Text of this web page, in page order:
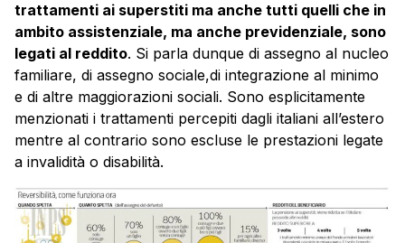
trattamenti ai superstiti ma anche tutti quelli che in
ambito assistenziale, ma anche previdenziale, sono
legati al reddito. Si parla dunque di assegno al nucleo
familiare, di assegno sociale,di integrazione al minimo
e di altre maggiorazioni sociali. Sono esplicitamente
menzionati i trattamenti percepiti dagli italiani all’estero
mentre al contrario sono escluse le prestazioni legate
a invalidità o disabilità.